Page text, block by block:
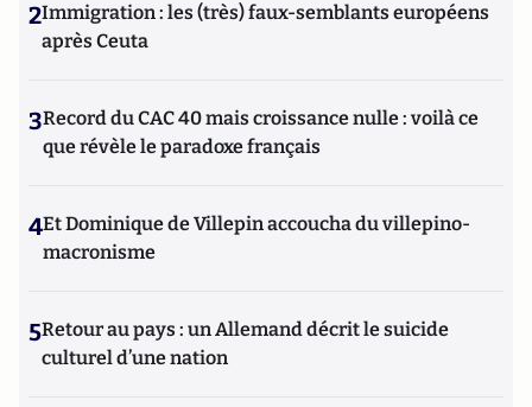
2Immigration : les (très) faux-semblants européens
après Ceuta
3Record du CAC 40 mais croissance nulle : voilà ce
que révèle le paradoxe français
4Et Dominique de Villepin accoucha du villepino-
macronisme
5Retour au pays : un Allemand décrit le suicide
culturel d’une nation